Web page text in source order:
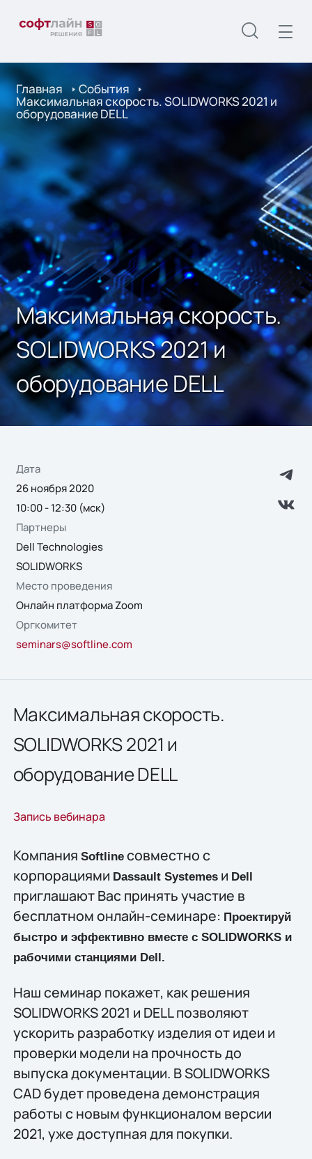
Главная События
Максимальная скорость. SOLIDWORKS 2021 и
оборудование DELL
Максимальная скорость.
SOLIDWORKS 2021 и
оборудование DELL
Дата
26 ноября 2020
10:00 - 12:30 (мск)
Партнеры
Dell Technologies
SOLIDWORKS
Место проведения
Онлайн платформа Zoom
Оргкомитет
seminars@softline.com
Максимальная скорость.
SOLIDWORKS 2021 и
оборудование DELL
Запись вебинара
Компания Softlineсовместно с
корпорациями Dassault Systemesи Dell
приглашают Вас принять участие в
бесплатном онлайн-семинаре: Проектируй
быстро и эффективно вместе с SOLIDWORKS и
рабочими станциями Dell.
Наш семинар покажет, как решения
SOLIDWORKS 2021 и DELL позволяют
ускорить разработку изделия от идеи и
проверки модели на прочность до
выпуска документации. В SOLIDWORKS
CAD будет проведена демонстрация
работы с новым функционалом версии
2021, уже доступная для покупки.